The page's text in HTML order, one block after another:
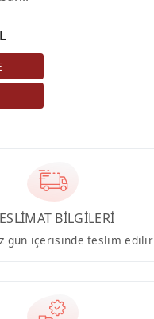
BİLGİLERİ
gün içerisinde teslim edilir